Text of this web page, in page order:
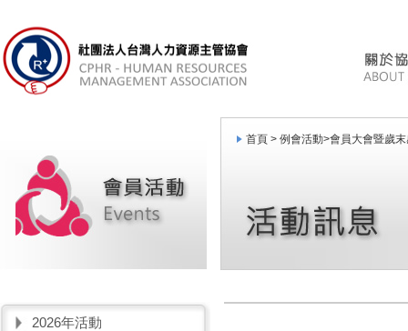
首頁 > 例會活動>會員大會暨歲
2026年活動